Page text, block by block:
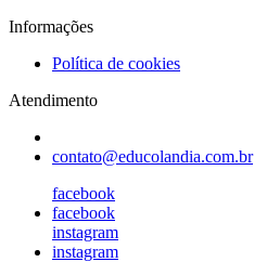
Informações
Política de cookies
Atendimento
contato@educolandia.com.br
facebook
facebook
instagram
instagram